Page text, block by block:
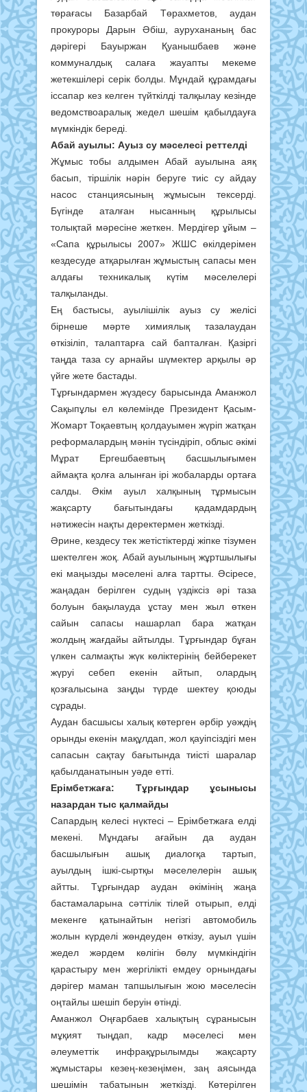
төрағасы Базарбай Төрахметов, аудан
прокуроры Дарын Әбіш, аурухананың бас
дәрігері Бауыржан Қуанышбаев және
коммуналдық салаға жауапты мекеме
жетекшілері серік болды. Мұндай құрамдағы
іссапар кез келген түйткілді талқылау кезінде
ведомствоаралық жедел шешім қабылдауға
мүмкіндік береді.
Абай ауылы: Ауыз су мәселесі реттелді
Жұмыс тобы алдымен Абай ауылына аяқ
басып, тіршілік нәрін беруге тиіс су айдау
насос станциясының жұмысын тексерді.
Бүгінде аталған нысанның құрылысы
толықтай мәресіне жеткен. Мердігер ұйым –
«Сапа құрылысы 2007» ЖШС өкілдерімен
кездесуде атқарылған жұмыстың сапасы мен
алдағы техникалық күтім мәселелері
талқыланды.
Ең бастысы, ауылішілік ауыз су желісі
бірнеше мәрте химиялық тазалаудан
өткізіліп, талаптарға сай бапталған. Қазіргі
таңда таза су арнайы шүмектер арқылы әр
үйге жете бастады.
Тұрғындармен жүздесу барысында Аманжол
Сақыпұлы ел көлемінде Президент Қасым-
Жомарт Тоқаевтың қолдауымен жүріп жатқан
реформалардың мәнін түсіндіріп, облыс әкімі
Мұрат Ергешбаевтың басшылығымен
аймақта қолға алынған ірі жобаларды ортаға
салды. Әкім ауыл халқының тұрмысын
жақсарту бағытындағы қадамдардың
нәтижесін нақты деректермен жеткізді.
Әрине, кездесу тек жетістіктерді жіпке тізумен
шектелген жоқ. Абай ауылының жұртшылығы
екі маңызды мәселені алға тартты. Әсіресе,
жаңадан берілген судың үздіксіз әрі таза
болуын бақылауда ұстау мен жыл өткен
сайын сапасы нашарлап бара жатқан
жолдың жағдайы айтылды. Тұрғындар бұған
үлкен салмақты жүк көліктерінің бейберекет
жүруі себеп екенін айтып, олардың
қозғалысына заңды түрде шектеу қоюды
сұрады.
Аудан басшысы халық көтерген әрбір уәждің
орынды екенін мақұлдап, жол қауіпсіздігі мен
сапасын сақтау бағытында тиісті шаралар
қабылданатынын уәде етті.
Ерімбетжаға: Тұрғындар ұсынысы
назардан тыс қалмайды
Сапардың келесі нүктесі – Ерімбетжаға елді
мекені. Мұндағы ағайын да аудан
басшылығын ашық диалогқа тартып,
ауылдың ішкі-сыртқы мәселелерін ашық
айтты. Тұрғындар аудан әкімінің жаңа
бастамаларына сәттілік тілей отырып, елді
мекенге қатынайтын негізгі автомобиль
жолын күрделі жөндеуден өткізу, ауыл үшін
жедел жәрдем көлігін бөлу мүмкіндігін
қарастыру мен жергілікті емдеу орнындағы
дәрігер маман тапшылығын жою мәселесін
оңтайлы шешіп беруін өтінді.
Аманжол Оңғарбаев халықтың сұранысын
мұқият тыңдап, кадр мәселесі мен
әлеуметтік инфрақұрылымды жақсарту
жұмыстары кезең-кезеңімен, заң аясында
шешімін табатынын жеткізді. Көтерілген